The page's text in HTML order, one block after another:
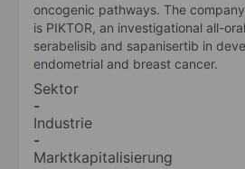
oncogenic pathways. The
is PIKTOR, an investigational all-
serabelisib and sapanisertib in
endometrial and breast cancer.
Sektor
-
Industrie
-
Marktkapitalisierung